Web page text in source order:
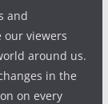
and
our viewers
around us.
in the
on every